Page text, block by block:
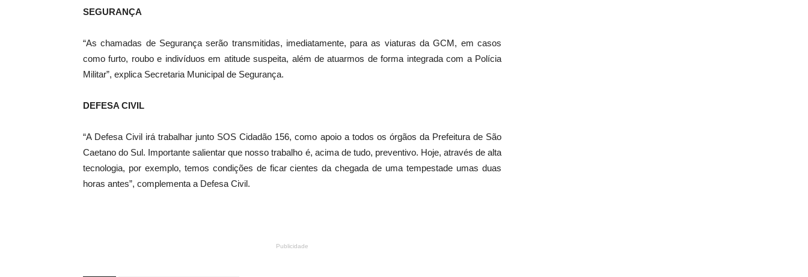
SEGURANÇA
“As chamadas de Segurança serão transmitidas, imediatamente, para as viaturas da GCM, em casos
como furto, roubo e indivíduos em atitude suspeita, além de atuarmos de forma integrada com a Polícia
Militar”, explica Secretaria Municipal de Segurança.
DEFESA CIVIL
“A Defesa Civil irá trabalhar junto SOS Cidadão 156, como apoio a todos os órgãos da Prefeitura de São
Caetano do Sul. Importante salientar que nosso trabalho é, acima de tudo, preventivo. Hoje, através de alta
tecnologia, por exemplo, temos condições de ficar cientes da chegada de uma tempestade umas duas
horas antes”, complementa a Defesa Civil.
Publicidade